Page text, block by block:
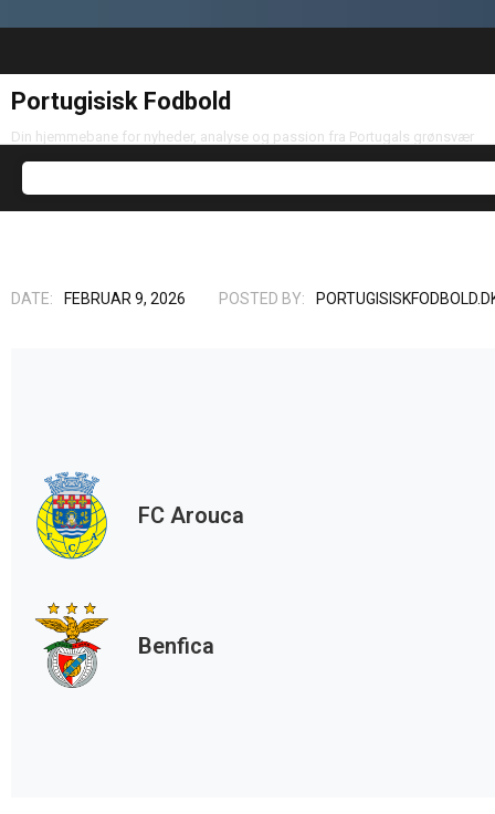
Portugisisk Fodbold
Din hjemmebane for nyheder, analyse og passion fra Portugals grønsvær
DATE: FEBRUAR 9, 2026 POSTED BY:
FC Arouca
Benfica